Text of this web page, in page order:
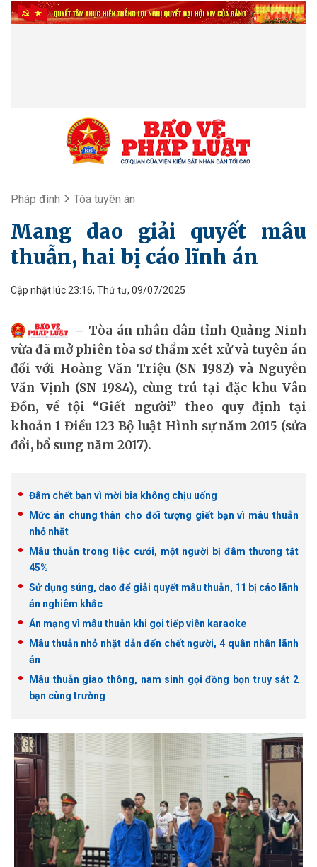
Pháp đình Tòa tuyên án
Mang dao giải quyết mâu
thuẫn, hai bị cáo lĩnh án
Cập nhật lúc 23:16, Thứ tư, 09/07/2025
Tòa án nhân dân tỉnh Quảng Ninh
vừa đã mở phiên tòa sơ thẩm xét xử và tuyên án
đối với Hoàng Văn Triệu (SN 1982) và Nguyễn
Văn Vịnh (SN 1984), cùng trú tại đặc khu Vân
Đồn, về tội “Giết người” theo quy định tại
khoản 1 Điều 123 Bộ luật Hình sự năm 2015 (sửa
đổi, bổ sung năm 2017).
Đâm chết bạn vì mời bia không chịu uống
Mức án chung thân cho đối tượng giết bạn vì mâu thuẫn
nhỏ nhặt
Mâu thuẫn trong tiệc cưới, một người bị đâm thương tật
45%
Sử dụng súng, dao để giải quyết mâu thuẫn, 11 bị cáo lãnh
án nghiêm khắc
Án mạng vì mâu thuẫn khi gọi tiếp viên karaoke
Mâu thuẫn nhỏ nhặt dẫn đến chết người, 4 quân nhân lãnh
án
Mâu thuẫn giao thông, nam sinh gọi đồng bọn truy sát 2
bạn cùng trường